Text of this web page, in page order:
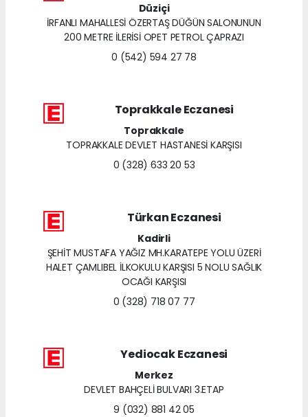
Düziçi
İRFANLI MAHALLESİ ÖZERTAŞ DÜĞÜN SALONUNUN
200 METRE İLERİSİ OPET PETROL ÇAPRAZI
0 (542) 594 27 78
Toprakkale Eczanesi
Toprakkale
TOPRAKKALE DEVLET HASTANESİ KARŞISI
0 (328) 633 20 53
Türkan Eczanesi
Kadirli
ŞEHİT MUSTAFA YAĞIZ MH.KARATEPE YOLU ÜZERİ
HALET ÇAMLIBEL İLKOKULU KARŞISI 5 NOLU SAĞLIK
OCAĞI KARŞISI
0 (328) 718 07 77
Yediocak Eczanesi
Merkez
DEVLET BAHÇELİ BULVARI 3.ETAP
9 (032) 881 42 05